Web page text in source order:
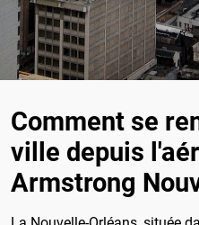
Comment se
ville depuis
Armstrong